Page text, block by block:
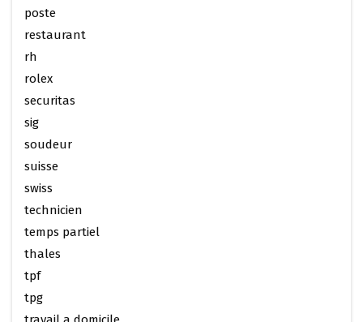
poste
restaurant
rh
rolex
securitas
sig
soudeur
suisse
swiss
technicien
temps partiel
thales
tpf
tpg